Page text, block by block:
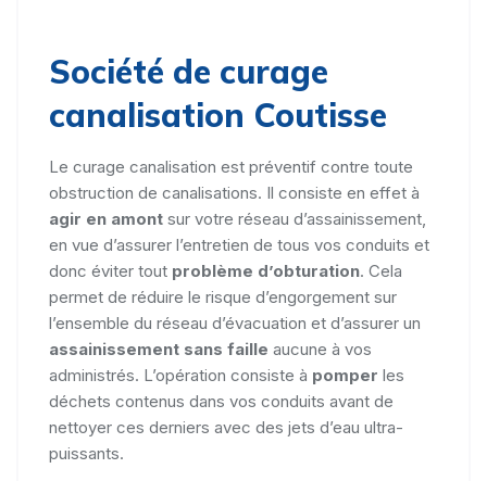
Société de curage
canalisation Coutisse
Le curage canalisation est préventif contre toute
obstruction de canalisations. Il consiste en effet à
agir en amont sur votre réseau d’assainissement,
en vue d’assurer l’entretien de tous vos conduits et
donc éviter tout problème d’obturation. Cela
permet de réduire le risque d’engorgement sur
l’ensemble du réseau d’évacuation et d’assurer un
assainissement sans faille aucune à vos
administrés. L’opération consiste à pomper les
déchets contenus dans vos conduits avant de
nettoyer ces derniers avec des jets d’eau ultra-
puissants.